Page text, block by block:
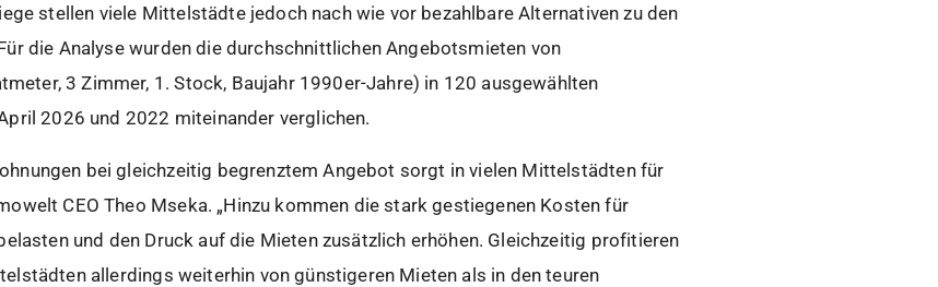
stellen viele Mittelstädte jedoch nach wie vor bezahlbare Alternativen zu den
die Analyse wurden die durchschnittlichen Angebotsmieten von
3 Zimmer, 1. Stock, Baujahr 1990er-Jahre) in 120 ausgewählten
2026 und 2022 miteinander verglichen.
bei gleichzeitig begrenztem Angebot sorgt in vielen Mittelstädten für
CEO Theo Mseka. „Hinzu kommen die stark gestiegenen Kosten für
und den Druck auf die Mieten zusätzlich erhöhen. Gleichzeitig profitieren
allerdings weiterhin von günstigeren Mieten als in den teuren